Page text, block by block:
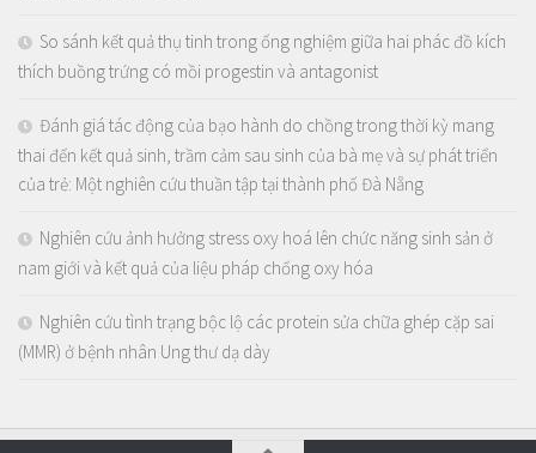
So sánh kết quả thụ tinh trong ống nghiệm giữa hai phác đồ kích
thích buồng trứng có mồi progestin và antagonist
Đánh giá tác động của bạo hành do chồng trong thời kỳ mang
thai đến kết quả sinh, trầm cảm sau sinh của bà mẹ và sự phát triển
của trẻ: Một nghiên cứu thuần tập tại thành phố Đà Nẵng
Nghiên cứu ảnh hưởng stress oxy hoá lên chức năng sinh sản ở
nam giới và kết quả của liệu pháp chống oxy hóa
Nghiên cứu tình trạng bộc lộ các protein sửa chữa ghép cặp sai
(MMR) ở bệnh nhân Ung thư dạ dày